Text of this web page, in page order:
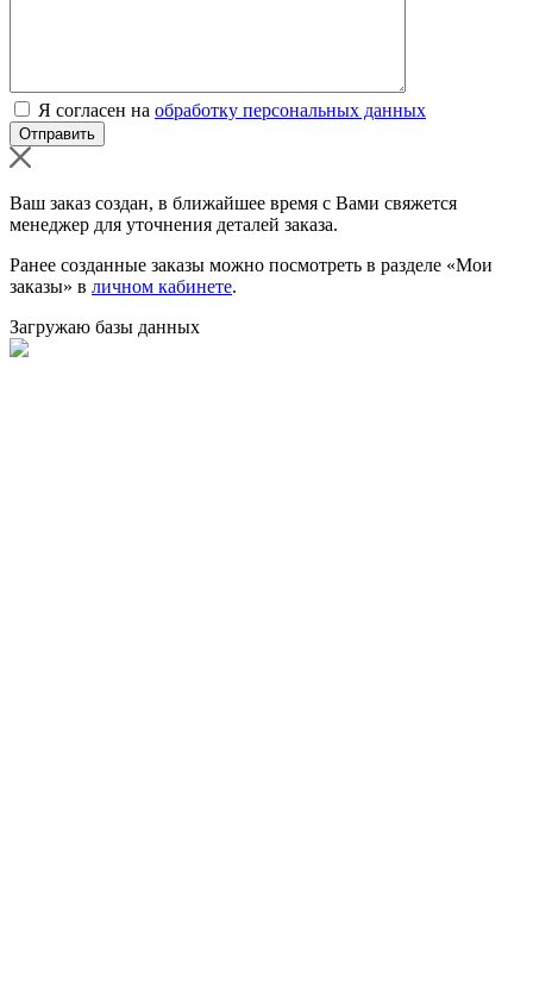
Я согласен на обработку персональных данных
Ваш заказ создан, в ближайшее время с Вами свяжется
менеджер для уточнения деталей заказа.
Ранее созданные заказы можно посмотреть в разделе «Мои
заказы» в личном кабинете.
Загружаю базы данных